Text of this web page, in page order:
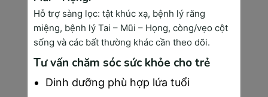
hormone và các triệu chứng bất thường.
Giai đoạn chuẩ bị rất quan trọng để có kết quả
chính xác. Thời điểm tốt nhất để thực hiện xét
nghiệm là ngày 7-14 của chu kỳ kinh nguyệt,
khi mô vú ít bị ảnh hưởng bởi hormone. Phụ
nữ mãn kinh có thể thực hiện bất cứ lúc nào.
Hỗ trợ sàng lọc: tật khúc xạ, bệnh lý răng
miệng, bệnh lý Tai – Mũi – Họng, còng/vẹo cột
sống và các bất thường khác cần theo dõi.
Tư vấn chăm sóc sức khỏe cho trẻ
Dinh dưỡng phù hợp lứa tuổi